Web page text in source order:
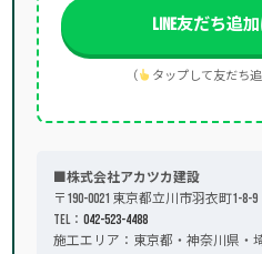
LINE友だち追
（ タップして友だち
■株式会社アカツカ建設
〒190-0021 東京都立川市羽衣町1-8-9
TEL： 042-523-4488
施工エリア：東京都・神奈川県・